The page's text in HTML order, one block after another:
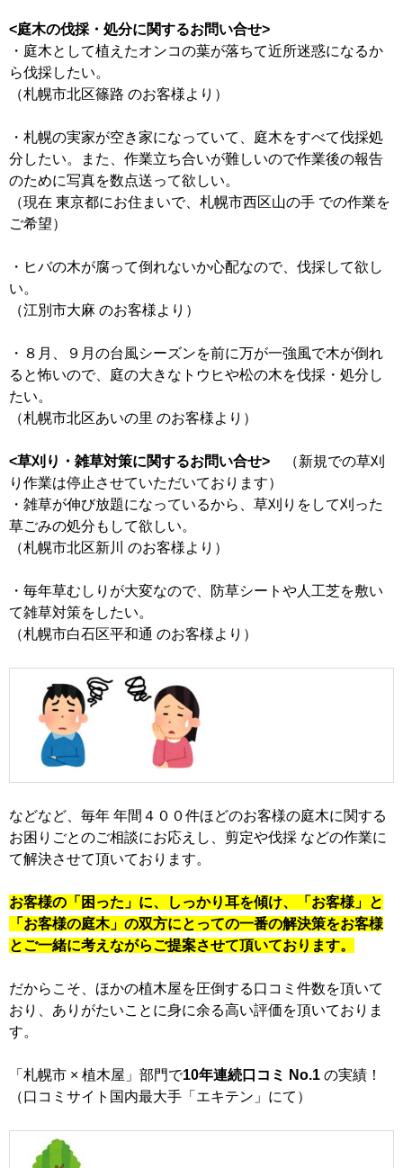
<庭木の伐採・処分に関するお問い合せ>
・庭木として植えたオンコの葉が落ちて近所迷惑になるか
ら伐採したい。
（札幌市北区篠路 のお客様より）
・札幌の実家が空き家になっていて、庭木をすべて伐採処
分したい。また、作業立ち合いが難しいので作業後の報告
のために写真を数点送って欲しい。
（現在 東京都にお住まいで、札幌市西区山の手 での作業を
ご希望）
・ヒバの木が腐って倒れないか心配なので、伐採して欲し
い。
（江別市大麻 のお客様より）
・８月、９月の台風シーズンを前に万が一強風で木が倒れ
ると怖いので、庭の大きなトウヒや松の木を伐採・処分し
たい。
（札幌市北区あいの里 のお客様より）
<草刈り・雑草対策に関するお問い合せ> （新規での草刈
り作業は停止させていただいております）
・雑草が伸び放題になっているから、草刈りをして刈った
草ごみの処分もして欲しい。
（札幌市北区新川 のお客様より）
・毎年草むしりが大変なので、防草シートや人工芝を敷い
て雑草対策をしたい。
（札幌市白石区平和通 のお客様より）
などなど、毎年 年間４００件ほどのお客様の庭木に関する
お困りごとのご相談にお応えし、剪定や伐採 などの作業に
て解決させて頂いております。
お客様の「困った」に、しっかり耳を傾け、「お客様」と
「お客様の庭木」の双方にとっての一番の解決策をお客様
とご一緒に考えながらご提案させて頂いております。
だからこそ、ほかの植木屋を圧倒する口コミ件数を頂いて
おり、ありがたいことに身に余る高い評価を頂いておりま
す。
「札幌市 × 植木屋」部門で10年連続口コミ No.1 の実績！
（口コミサイト国内最大手「エキテン」にて）